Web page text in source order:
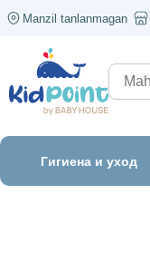
Manzil tanlanmagan
Гигиена и уход